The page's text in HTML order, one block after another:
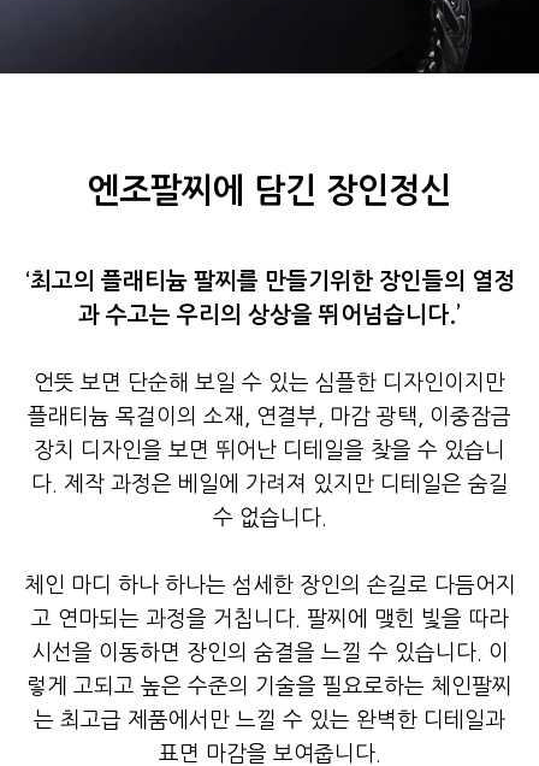
엔조팔찌에 담긴 장인정신
‘최고의 플래티늄 팔찌를 만들기위한 장인들의 열정
과 수고는 우리의 상상을 뛰어넘습니다.’
언뜻 보면 단순해 보일 수 있는 심플한 디자인이지만
플래티늄 목걸이의 소재, 연결부, 마감 광택, 이중잠금
장치 디자인을 보면 뛰어난 디테일을 찾을 수 있습니
다. 제작 과정은 베일에 가려져 있지만 디테일은 숨길
수 없습니다.
체인 마디 하나 하나는 섬세한 장인의 손길로 다듬어지
고 연마되는 과정을 거칩니다. 팔찌에 맺힌 빛을 따라
시선을 이동하면 장인의 숨결을 느낄 수 있습니다. 이
렇게 고되고 높은 수준의 기술을 필요로하는 체인팔찌
는 최고급 제품에서만 느낄 수 있는 완벽한 디테일과
표면 마감을 보여줍니다.